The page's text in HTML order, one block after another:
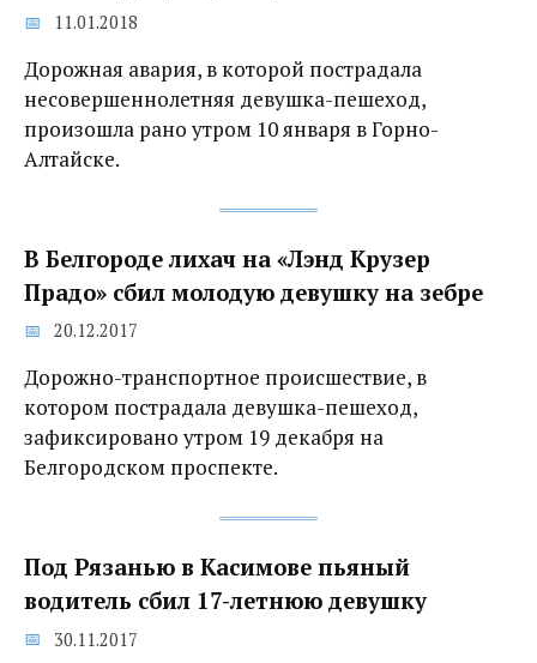
11.01.2018
Дорожная авария, в которой пострадала
несовершеннолетняя девушка-пешеход,
произошла рано утром 10 января в Горно-
Алтайске.
В Белгороде лихач на «Лэнд Крузер
Прадо» сбил молодую девушку на зебре
20.12.2017
Дорожно-транспортное происшествие, в
котором пострадала девушка-пешеход,
зафиксировано утром 19 декабря на
Белгородском проспекте.
Под Рязанью в Касимове пьяный
водитель сбил 17-летнюю девушку
30.11.2017